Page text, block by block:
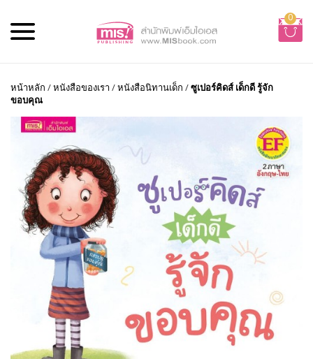
0
หน้าหลัก /หนังสือของเรา /หนังสือนิทานเด็ก /ซูเปอร์คิดส์ เด็กดี รู้จัก
ขอบคุณ